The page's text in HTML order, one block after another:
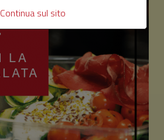
Continua sul sito